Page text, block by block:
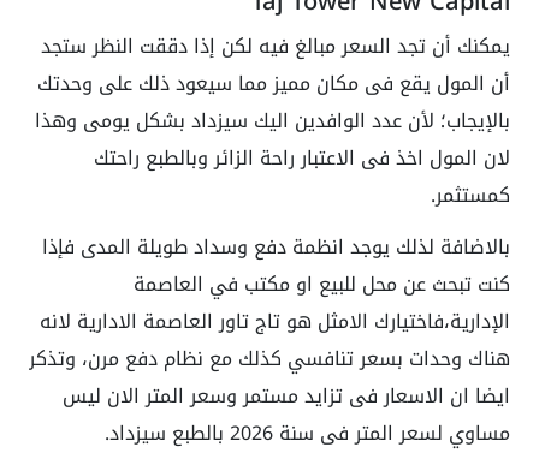
يمكنك أن تجد السعر مبالغ فيه لكن إذا دققت النظر ستجد
أن المول يقع فى مكان مميز مما سيعود ذلك على وحدتك
بالإيجاب؛ لأن عدد الوافدين اليك سيزداد بشكل يومى وهذا
لان المول اخذ فى الاعتبار راحة الزائر وبالطبع راحتك
كمستثمر.
بالاضافة لذلك يوجد انظمة دفع وسداد طويلة المدى فإذا
كنت تبحث عن محل للبيع او مكتب في العاصمة
الإدارية،فاختيارك الامثل هو تاج تاور العاصمة الادارية لانه
هناك وحدات بسعر تنافسي كذلك مع نظام دفع مرن، وتذكر
ايضا ان الاسعار فى تزايد مستمر وسعر المتر الان ليس
مساوي لسعر المتر فى سنة 2026 بالطبع سيزداد.